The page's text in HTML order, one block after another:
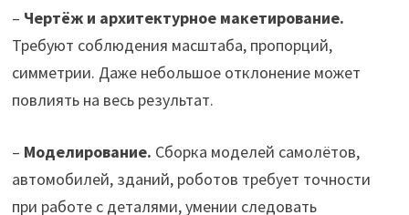
– Чертёж и архитектурное макетирование.
Требуют соблюдения масштаба, пропорций,
симметрии. Даже небольшое отклонение может
повлиять на весь результат.
– Моделирование. Сборка моделей самолётов,
автомобилей, зданий, роботов требует точности
при работе с деталями, умении следовать